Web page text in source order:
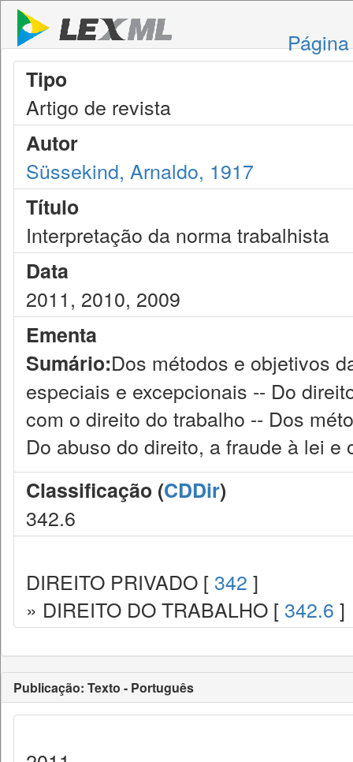
Tipo
Artigo de revista
Autor
Süssekind, Arnaldo, 1917
Título
Interpretação da norma trabalhista
Data
2011, 2010, 2009
Ementa
Sumário:Dos métodos e objetivos
especiais e excepcionais -- Do
com o direito do trabalho -- Dos
Do abuso do direito, a fraude à lei
Classificação (CDDir)
342.6
DIREITO PRIVADO [ 342 ]
» DIREITO DO TRABALHO [ 342.6 ]
Publicação: Texto - Português